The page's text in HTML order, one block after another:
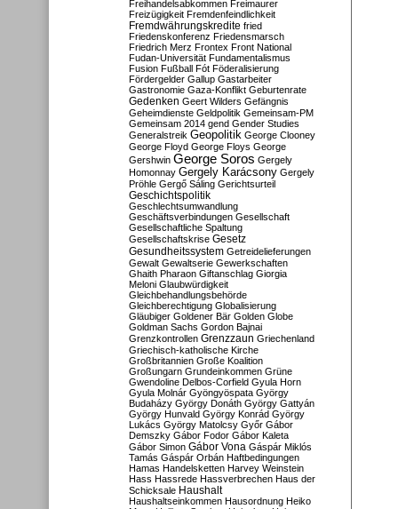
Freihandelsabkommen Freimaurer
Freizügigkeit Fremdenfeindlichkeit
Fremdwährungskredite fried
Friedenskonferenz Friedensmarsch
Friedrich Merz Frontex Front National
Fudan-Universität Fundamentalismus
Fusion Fußball Fót Föderalisierung
Fördergelder Gallup Gastarbeiter
Gastronomie Gaza-Konflikt Geburtenrate
Gedenken Geert Wilders Gefängnis
Geheimdienste Geldpolitik Gemeinsam-PM
Gemeinsam 2014 gend Gender Studies
Generalstreik Geopolitik George Clooney
George Floyd George Floys George
Gershwin George Soros Gergely
Homonnay Gergely Karácsony Gergely
Pröhle Gergő Sáling Gerichtsurteil
Geschichtspolitik
Geschlechtsumwandlung
Geschäftsverbindungen Gesellschaft
Gesellschaftliche Spaltung
Gesellschaftskrise Gesetz
Gesundheitssystem Getreidelieferungen
Gewalt Gewaltserie Gewerkschaften
Ghaith Pharaon Giftanschlag Giorgia
Meloni Glaubwürdigkeit
Gleichbehandlungsbehörde
Gleichberechtigung Globalisierung
Gläubiger Goldener Bär Golden Globe
Goldman Sachs Gordon Bajnai
Grenzkontrollen Grenzzaun Griechenland
Griechisch-katholische Kirche
Großbritannien Große Koalition
Großungarn Grundeinkommen Grüne
Gwendoline Delbos-Corfield Gyula Horn
Gyula Molnár Gyöngyöspata György
Budaházy György Donáth György Gattyán
György Hunvald György Konrád György
Lukács György Matolcsy Győr Gábor
Demszky Gábor Fodor Gábor Kaleta
Gábor Simon Gábor Vona Gáspár Miklós
Tamás Gáspár Orbán Haftbedingungen
Hamas Handelsketten Harvey Weinstein
Hass Hassrede Hassverbrechen Haus der
Schicksale Haushalt
Haushaltseinkommen Hausordnung Heiko